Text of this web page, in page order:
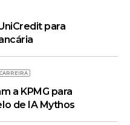
para
a KPMG para
de IA Mythos